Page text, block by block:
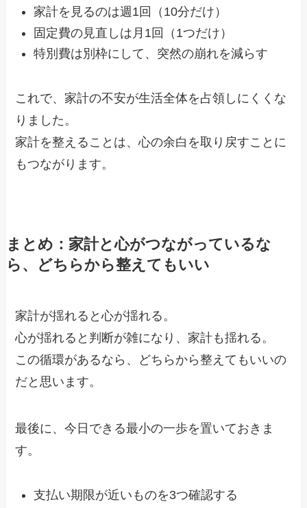
家計を見るのは週1回（10分だけ）
固定費の見直しは月1回（1つだけ）
特別費は別枠にして、突然の崩れを減らす
これで、家計の不安が生活全体を占領しにくくな
りました。
家計を整えることは、心の余白を取り戻すことに
もつながります。
まとめ：家計と心がつながっているな
ら、どちらから整えてもいい
家計が揺れると心が揺れる。
心が揺れると判断が雑になり、家計も揺れる。
この循環があるなら、どちらから整えてもいいの
だと思います。
最後に、今日できる最小の一歩を置いておきま
す。
支払い期限が近いものを3つ確認する